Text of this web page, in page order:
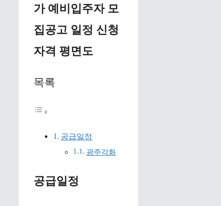
가 예비입주자 모
집공고 일정 신청
자격 평면도
목록
공급일정
광주각화
공급일정